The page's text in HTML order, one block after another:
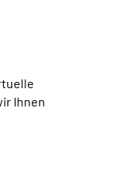
Ihnen